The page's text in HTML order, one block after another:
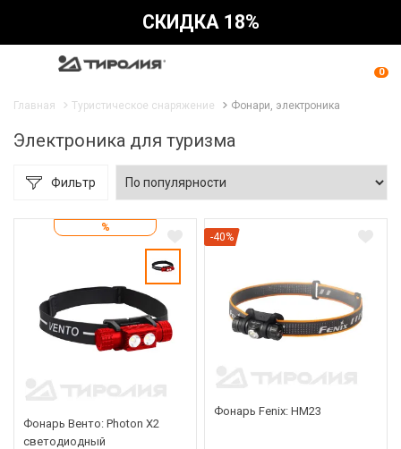
СКИДКА 18%
0
Главная Туристическое снаряжение Фонари, электроника
Электроника для туризма
Фильтр
%
Фонарь Венто: Photon X2
светодиодный
-40%
Фонарь Fenix: HM23